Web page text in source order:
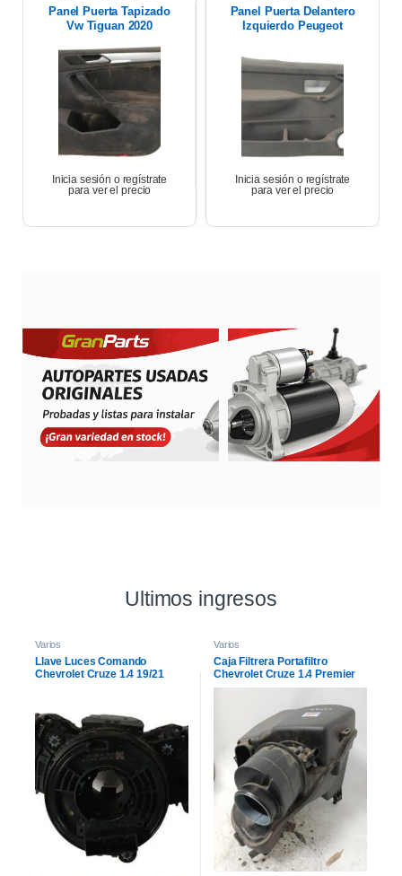
Panel Puerta Tapizado
Vw Tiguan 2020
Inicia sesión o regístrate
para ver el precio
Panel Puerta Delantero
Izquierdo Peugeot
Inicia sesión o regístrate
para ver el precio
Ultimos ingresos
Varios
Llave Luces Comando
Chevrolet Cruze 1.4 19/21
Varios
Caja Filtrera Portafiltro
Chevrolet Cruze 1.4 Premier
19/21